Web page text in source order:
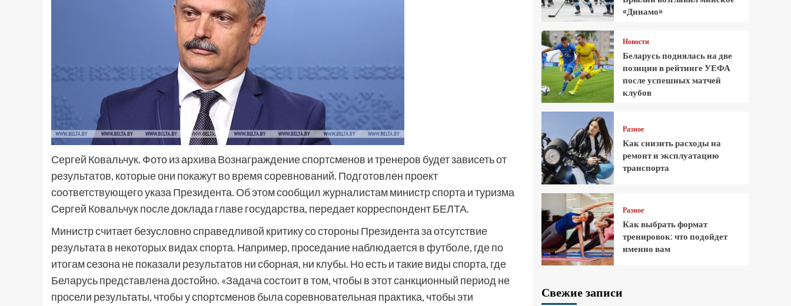
Сергей Ковальчук. Фото из архива Вознаграждение спортсменов и тренеров будет зависеть от
результатов, которые они покажут во время соревнований. Подготовлен проект
соответствующего указа Президента. Об этом сообщил журналистам министр спорта и туризма
Сергей Ковальчук после доклада главе государства, передает корреспондент БЕЛТА.
Министр считает безусловно справедливой критику со стороны Президента за отсутствие
результата в некоторых видах спорта. Например, проседание наблюдается в футболе, где по
итогам сезона не показали результатов ни сборная, ни клубы. Но есть и такие виды спорта, где
Беларусь представлена достойно. «Задача состоит в том, чтобы в этот санкционный период не
просели результаты, чтобы у спортсменов была соревновательная практика, чтобы эти
«Динамо»
Новости
Беларусь поднялась на две
позиции в рейтинге УЕФА
после успешных матчей
клубов
Разное
Как снизить расходы на
ремонт и эксплуатацию
транспорта
Разное
Как выбрать формат
тренировок: что подойдет
именно вам
Свежие записи